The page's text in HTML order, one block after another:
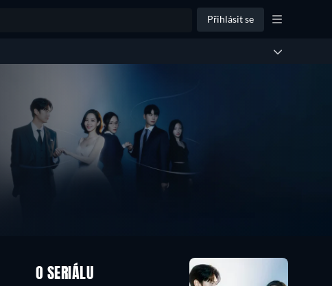
Přihlásit se
O SERIÁLU